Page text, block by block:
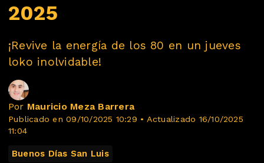
2025
¡Revive la energía de los 80 en un jueves
loko inolvidable!
Por Mauricio Meza Barrera
Publicado en 09/10/2025 10:29 • Actualizado 16/10/2025
11:04
Buenos Días San Luis